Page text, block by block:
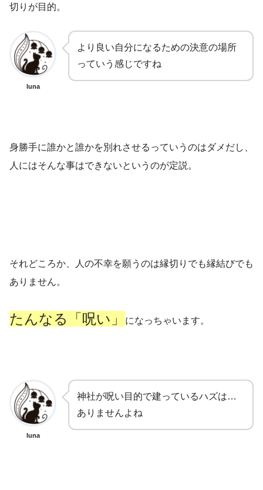
切りが目的。
luna
より良い自分になるための決意の場所
っていう感じですね
身勝手に誰かと誰かを別れさせるっていうのはダメだし、
人にはそんな事はできないというのが定説。
それどころか、人の不幸を願うのは縁切りでも縁結びでも
ありません。
たんなる「呪い」 になっちゃいます。
luna
神社が呪い目的で建っているハズは…
ありませんよね